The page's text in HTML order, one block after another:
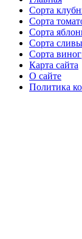
Сорта
Сорта
Сорта
Сорта сливы
Сорта
Карта сайта
О сайте
Политика